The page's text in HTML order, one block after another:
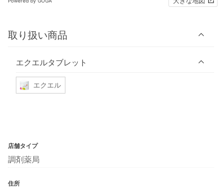
取り扱い商品
エクエルタブレット
エクエル
店舗タイプ
調剤薬局
住所